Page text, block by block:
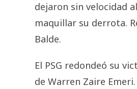
dejaron sin velocidad
maquillar su derrota.
Balde.
El PSG redondeó su
de Warren Zaire Emeri.